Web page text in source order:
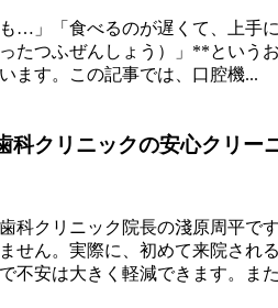
…」「食べるのが遅くて、上
たつふぜんしょう）」**という
ます。この記事では、口腔機...
科クリニックの安心クリー
科クリニック院長の淺原周平
せん。実際に、初めて来院さ
不安は大きく軽減できます。ま